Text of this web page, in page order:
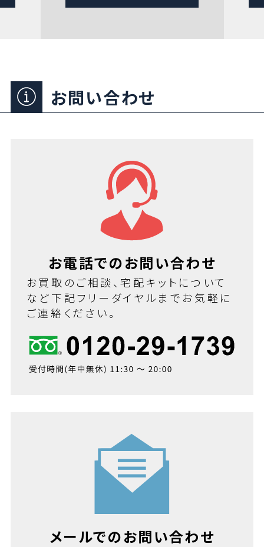
お問い合わせ
お電話でのお問い合わせ
お買取のご相談、宅配キットについて
など下記フリーダイヤルまでお気軽に
ご連絡ください。
メールでのお問い合わせ